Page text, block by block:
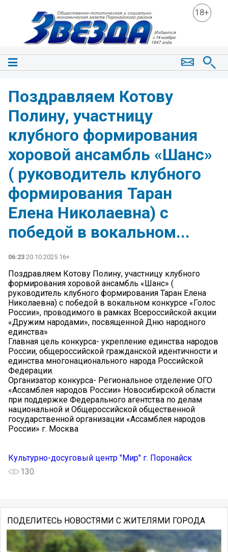
18+
Поздравляем Котову
Полину, участницу
клубного формирования
хоровой ансамбль «Шанс»
( руководитель клубного
формирования Таран
Елена Николаевна) с
победой в вокальном...
06:23 20.10.2025 16+
Поздравляем Котову Полину, участницу клубного
формирования хоровой ансамбль «Шанс» (
руководитель клубного формирования Таран Елена
Николаевна) с победой в вокальном конкурсе «Голос
России», проводимого в рамках Всероссийской акции
«Дружим народами», посвященной Дню народного
единства»
Главная цель конкурса- укрепление единства народов
России, общероссийской гражданской идентичности и
единства многонационального народа Российской
Федерации.
Организатор конкурса- Региональное отделение ОГО
«Ассамблея народов России» Новосибирской области
при поддержке Федерального агентства по делам
национальной и Общероссийской общественной
государственной организации «Ассамблея народов
России» г. Москва
Культурно-досуговый центр "Мир" г. Поронайск
130
ПОДЕЛИТЕСЬ НОВОСТЯМИ С ЖИТЕЛЯМИ ГОРОДА